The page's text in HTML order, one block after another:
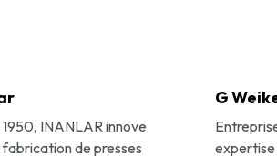
INANLAR innove
fabrication de presses
G
expertise